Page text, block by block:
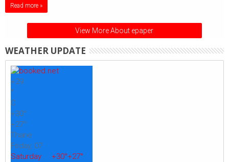
Read more »
View More About epaper
WEATHER UPDATE
+29
°
C
+30°
+27°
Thane
Friday, 07
Saturday
+30°+27°